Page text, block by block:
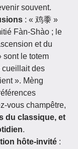
souvent.
: « 鸡黍 »
Fàn-Shào ; le
et du
sont le totem
cueillait des
». Mèng
vous champêtre,
du classique, et
.
hôte-invité :